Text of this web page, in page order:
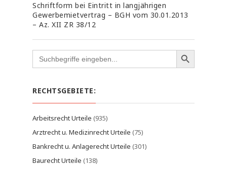
Schriftform bei Eintritt in langjährigen
Gewerbemietvertrag – BGH vom 30.01.2013
– Az. XII ZR 38/12
Search
for:
RECHTSGEBIETE:
Arbeitsrecht Urteile (935)
Arztrecht u. Medizinrecht Urteile (75)
Bankrecht u. Anlagerecht Urteile (301)
Baurecht Urteile (138)